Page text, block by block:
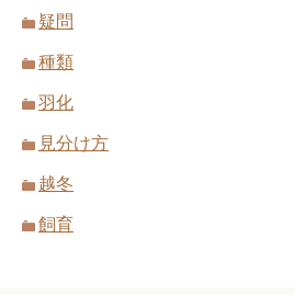
疑問
種類
羽化
見分け方
越冬
飼育